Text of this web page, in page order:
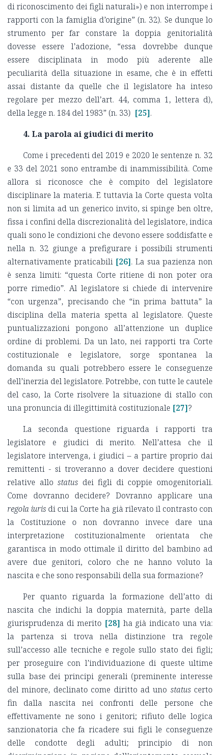
di riconoscimento dei figli naturali») e non interrompe i
rapporti con la famiglia d’origine” (n. 32). Se dunque lo
strumento per far constare la doppia genitorialità
dovesse essere l’adozione, “essa dovrebbe dunque
essere disciplinata in modo più aderente alle
peculiarità della situazione in esame, che è in effetti
assai distante da quelle che il legislatore ha inteso
regolare per mezzo dell’art. 44, comma 1, lettera d),
della legge n. 184 del 1983” (n. 33) [25].
4. La parola ai giudici di merito
Come i precedenti del 2019 e 2020 le sentenze n. 32
e 33 del 2021 sono entrambe di inammissibilità. Come
allora si riconosce che è compito del legislatore
disciplinare la materia. E tuttavia la Corte questa volta
non si limita ad un generico invito, si spinge ben oltre,
fissa i confini della discrezionalità del legislatore, indica
quali sono le condizioni che devono essere soddisfatte e
nella n. 32 giunge a prefigurare i possibili strumenti
alternativamente praticabili [26]. La sua pazienza non
è senza limiti: “questa Corte ritiene di non poter ora
porre rimedio”. Al legislatore si chiede di intervenire
“con urgenza”, precisando che “in prima battuta” la
disciplina della materia spetta al legislatore. Queste
puntualizzazioni pongono all’attenzione un duplice
ordine di problemi. Da un lato, nei rapporti tra Corte
costituzionale e legislatore, sorge spontanea la
domanda su quali potrebbero essere le conseguenze
dell’inerzia del legislatore. Potrebbe, con tutte le cautele
del caso, la Corte risolvere la situazione di stallo con
una pronuncia di illegittimità costituzionale [27]?
La seconda questione riguarda i rapporti tra
legislatore e giudici di merito. Nell’attesa che il
legislatore intervenga, i giudici – a partire proprio dai
remittenti - si troveranno a dover decidere questioni
relative allostatus dei figli di coppie omogenitoriali.
Come dovranno decidere? Dovranno applicare una
regola iuris di cui la Corte ha già rilevato il contrasto con
la Costituzione o non dovranno invece dare una
interpretazione costituzionalmente orientata che
garantisca in modo ottimale il diritto del bambino ad
avere due genitori, coloro che ne hanno voluto la
nascita e che sono responsabili della sua formazione?
Per quanto riguarda la formazione dell’atto di
nascita che indichi la doppia maternità, parte della
giurisprudenza di merito [28] ha già indicato una via:
la partenza si trova nella distinzione tra regole
sull’accesso alle tecniche e regole sullo stato dei figli;
per proseguire con l’individuazione di queste ultime
sulla base dei principi generali (preminente interesse
del minore, declinato come diritto ad uno statuscerto
fin dalla nascita nei confronti delle persone che
effettivamente ne sono i genitori; rifiuto delle logica
sanzionatoria che fa ricadere sui figli le conseguenze
delle condotte degli adulti; principio di non